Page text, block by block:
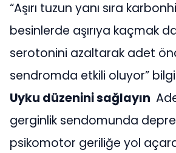
“Aşırı tuzun yanı sıra
besinlerde aşırıya kaçmak
serotonini azaltarak adet
sendromda etkili oluyor”
Uyku düzenini sağlayın
gerginlik sendomunda
psikomotor geriliğe yol